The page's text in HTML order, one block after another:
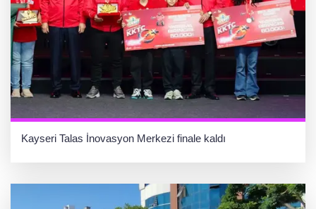
Kayseri Talas İnovasyon Merkezi finale kaldı